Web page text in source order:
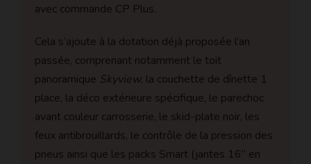
avec commande CP Plus.
Cela s’ajoute à la dotation déjà proposée l’an
passée, comprenant notamment le toit
panoramique Skyview, la couchette de dînette 1
place, la déco extérieure spécifique, le parechoc
avant couleur carrosserie, le skid-plate noir, les
feux antibrouillards, le contrôle de la pression des
pneus ainsi que les packs Smart (jantes 16’’ en